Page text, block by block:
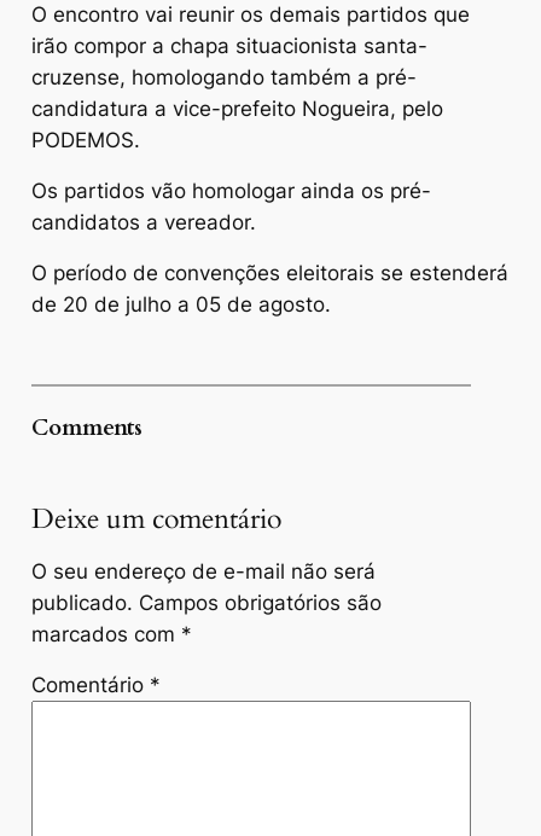
O encontro vai reunir os demais partidos que
irão compor a chapa situacionista santa-
cruzense, homologando também a pré-
candidatura a vice-prefeito Nogueira, pelo
PODEMOS.
Os partidos vão homologar ainda os pré-
candidatos a vereador.
O período de convenções eleitorais se estenderá
de 20 de julho a 05 de agosto.
Comments
Deixe um comentário
O seu endereço de e-mail não será
publicado. Campos obrigatórios são
marcados com *
Comentário *